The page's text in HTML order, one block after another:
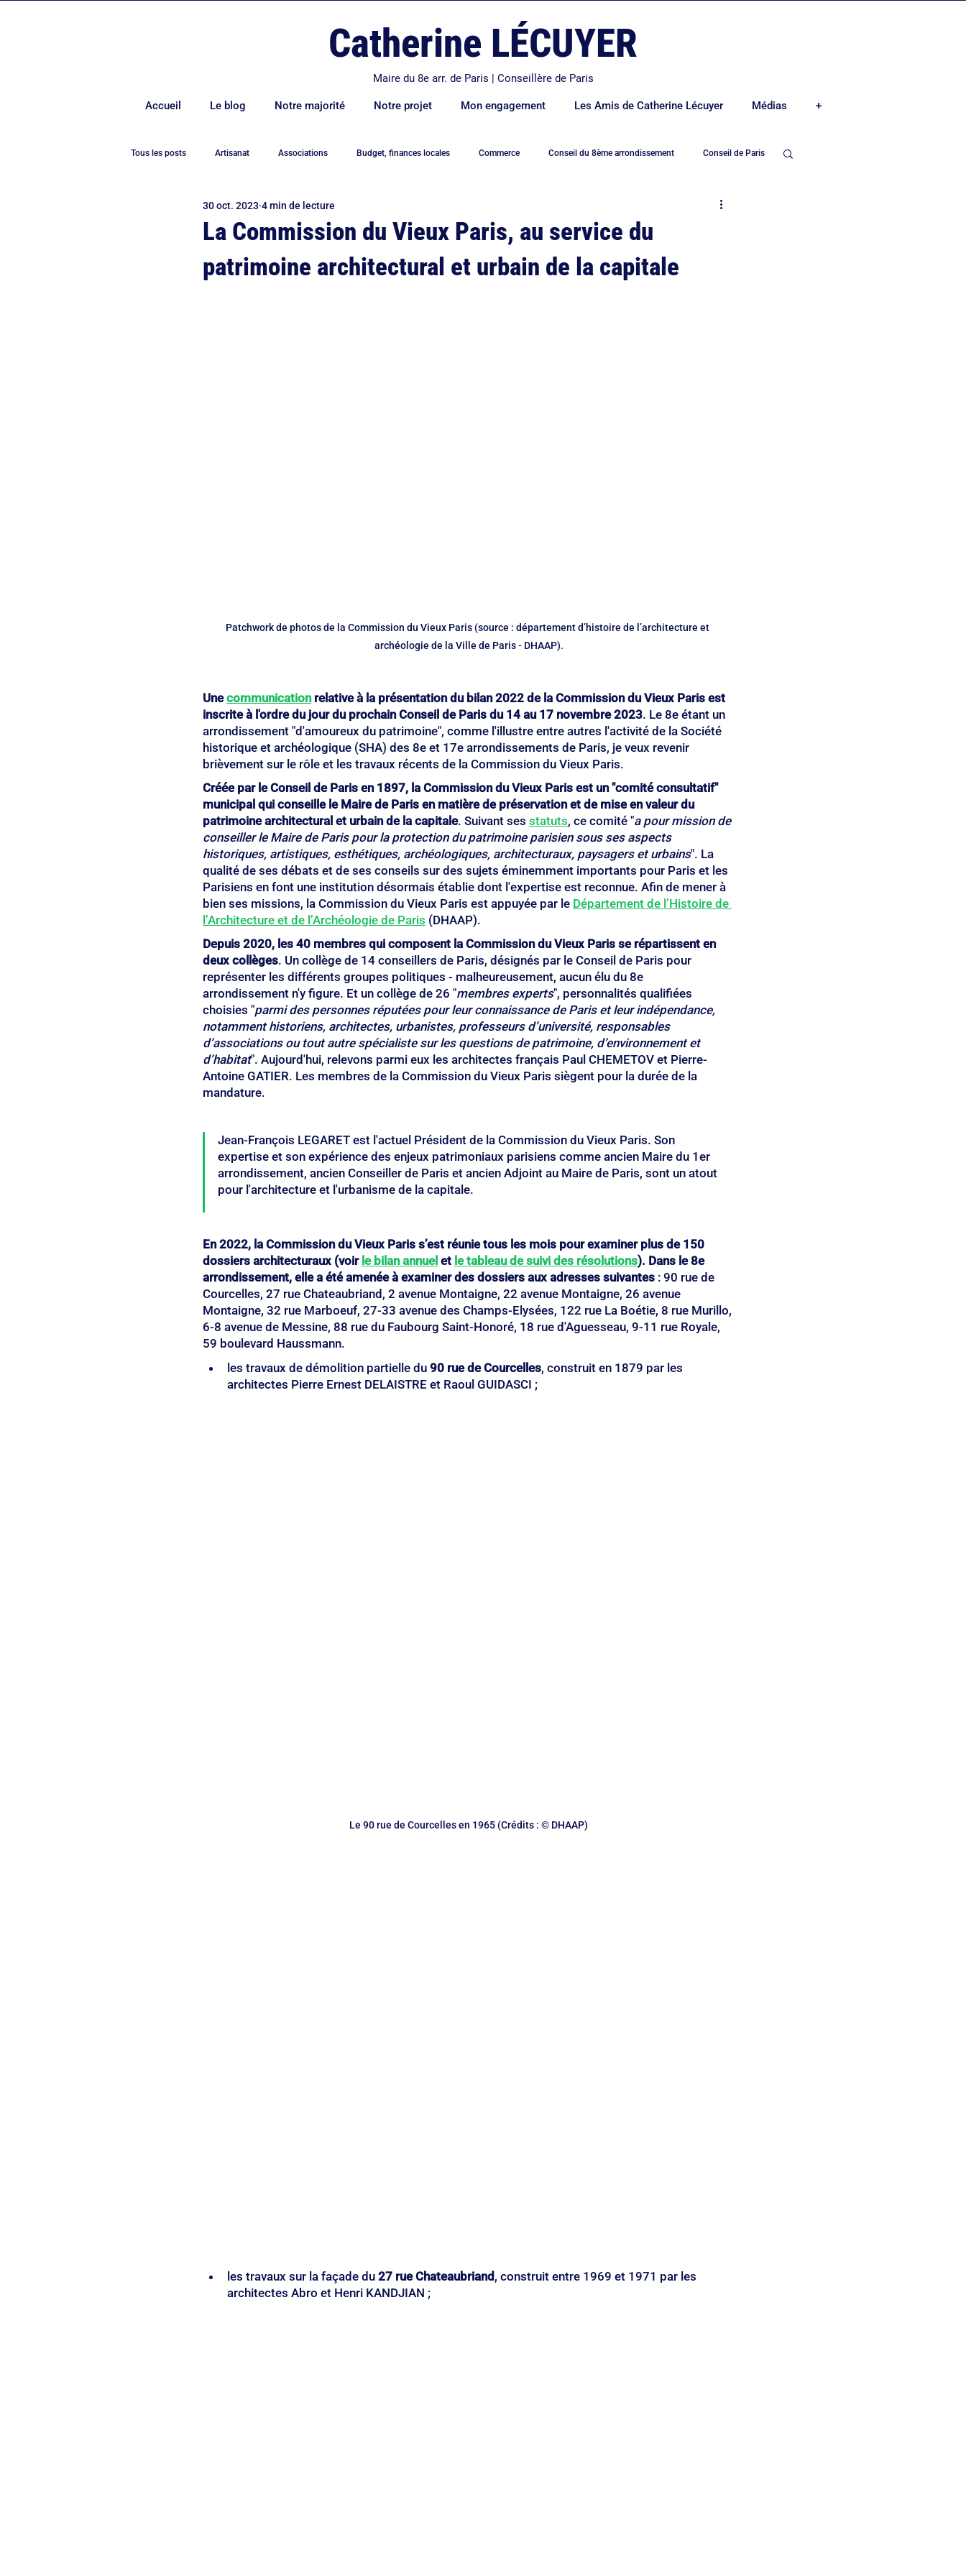
Catherine LÉCUYER
Maire du 8e arr. de Paris | Conseillère de Paris
Accueil Le blog Notre majorité Notre projet Mon engagement Les Amis de Catherine Lécuyer Médias +
Tous les posts Artisanat Associations Budget, finances locales Commerce Conseil du 8ème arrondissement Conseil de Paris
Culture Démocratie
Environnement Europe Evénement Famille Hidalgo Logement Mairie de Paris Mairie du 8ème arrond.
La Commission du Vieux Paris, au service du
patrimoine architectural et urbain de la capitale
30 oct. 2023 4 min de lecture
Patchwork de photos de la Commission du Vieux Paris (source : département d’histoire de l’architecture et
archéologie de la Ville de Paris - DHAAP).
Une communication relative à la présentation du bilan 2022 de la Commission du Vieux Paris est
inscrite à l'ordre du jour du prochain Conseil de Paris du 14 au 17 novembre 2023. Le 8e étant un
arrondissement "d'amoureux du patrimoine", comme l'illustre entre autres l'activité de la Société
historique et archéologique (SHA) des 8e et 17e arrondissements de Paris, je veux revenir
brièvement sur le rôle et les travaux récents de la Commission du Vieux Paris.
Créée par le Conseil de Paris en 1897, la Commission du Vieux Paris est un "comité consultatif"
municipal qui conseille le Maire de Paris en matière de préservation et de mise en valeur du
patrimoine architectural et urbain de la capitale. Suivant ses statuts, ce comité "a pour mission de
conseiller le Maire de Paris pour la protection du patrimoine parisien sous ses aspects
historiques, artistiques, esthétiques, archéologiques, architecturaux, paysagers et urbains". La
qualité de ses débats et de ses conseils sur des sujets éminemment importants pour Paris et les
Parisiens en font une institution désormais établie dont l'expertise est reconnue. Afin de mener à
bien ses missions, la Commission du Vieux Paris est appuyée par le Département de l’Histoire de
l’Architecture et de l’Archéologie de Paris (DHAAP).
Depuis 2020, les 40 membres qui composent la Commission du Vieux Paris se répartissent en
deux collèges. Un collège de 14 conseillers de Paris, désignés par le Conseil de Paris pour
représenter les différents groupes politiques - malheureusement, aucun élu du 8e
arrondissement n'y figure. Et un collège de 26 "membres experts", personnalités qualifiées
choisies "parmi des personnes réputées pour leur connaissance de Paris et leur indépendance,
notamment historiens, architectes, urbanistes, professeurs d’université, responsables
d’associations ou tout autre spécialiste sur les questions de patrimoine, d’environnement et
d’habitat". Aujourd'hui, relevons parmi eux les architectes français Paul CHEMETOV et Pierre-
Antoine GATIER. Les membres de la Commission du Vieux Paris siègent pour la durée de la
mandature.
Jean-François LEGARET est l'actuel Président de la Commission du Vieux Paris. Son
expertise et son expérience des enjeux patrimoniaux parisiens comme ancien Maire du 1er
arrondissement, ancien Conseiller de Paris et ancien Adjoint au Maire de Paris, sont un atout
pour l'architecture et l'urbanisme de la capitale.
En 2022, la Commission du Vieux Paris s’est réunie tous les mois pour examiner plus de 150
dossiers architecturaux (voir le bilan annuel et le tableau de suivi des résolutions). Dans le 8e
arrondissement, elle a été amenée à examiner des dossiers aux adresses suivantes : 90 rue de
Courcelles, 27 rue Chateaubriand, 2 avenue Montaigne, 22 avenue Montaigne, 26 avenue
Montaigne, 32 rue Marboeuf, 27-33 avenue des Champs-Elysées, 122 rue La Boétie, 8 rue Murillo,
6-8 avenue de Messine, 88 rue du Faubourg Saint-Honoré, 18 rue d'Aguesseau, 9-11 rue Royale,
59 boulevard Haussmann.
les travaux de démolition partielle du 90 rue de Courcelles, construit en 1879 par les
architectes Pierre Ernest DELAISTRE et Raoul GUIDASCI ;
Le 90 rue de Courcelles en 1965 (Crédits : © DHAAP)
les travaux sur la façade du 27 rue Chateaubriand , construit entre 1969 et 1971 par les
architectes Abro et Henri KANDJIAN ;